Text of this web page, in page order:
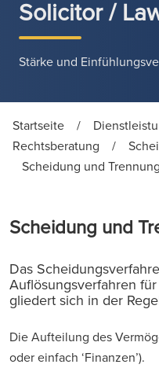
Solicitor /
Stärke und
Startseite /
Rechtsberatung
/
Scheidung und Trennung
Scheidung und
Das
Auflösungsverfahren
gliedert sich in der
Die Aufteilung des
oder einfach ‘Finanzen’).